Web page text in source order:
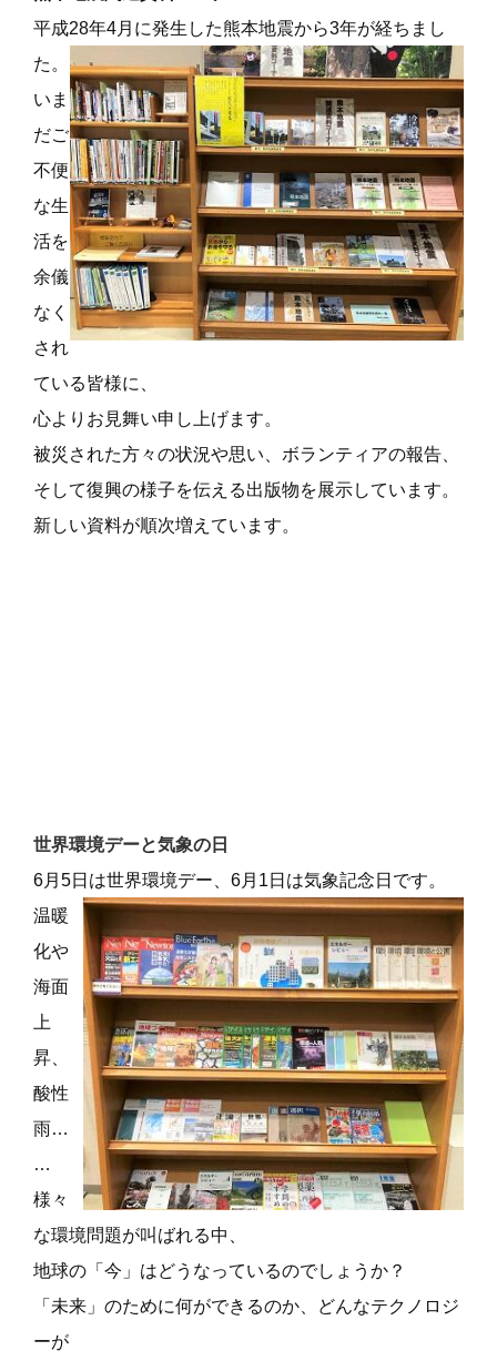
平成28年4月に発生した熊本地震から3年が経ちまし
た。
いま
だご
不便
な生
活を
余儀
なく
され
ている皆様に、
心よりお見舞い申し上げます。
被災された方々の状況や思い、ボランティアの報告、
そして復興の様子を伝える出版物を展示しています。
新しい資料が順次増えています。
世界環境デーと気象の日
6月5日は世界環境デー、6月1日は気象記念日です。
温暖
化や
海面
上
昇、
酸性
雨…
…
様々
な環境問題が叫ばれる中、
地球の「今」はどうなっているのでしょうか？
「未来」のために何ができるのか、どんなテクノロジ
ーが